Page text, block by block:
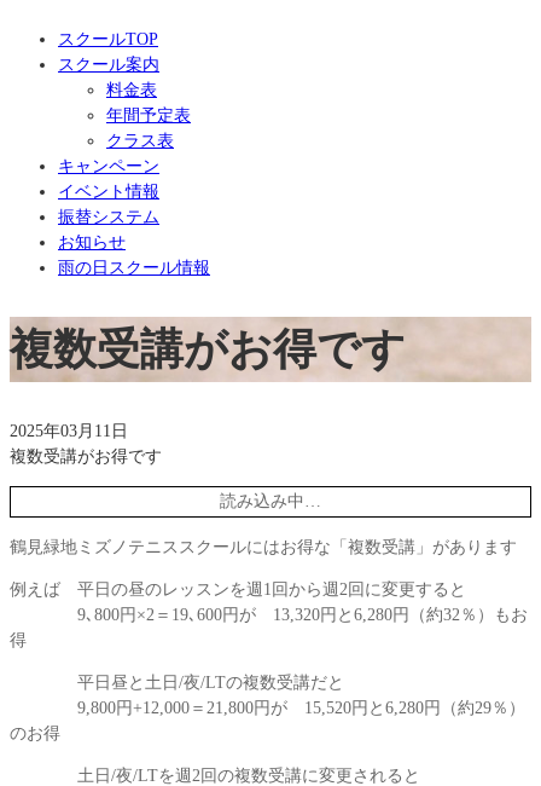
スクールTOP
スクール案内
料金表
年間予定表
クラス表
キャンペーン
イベント情報
振替システム
お知らせ
雨の日スクール情報
複数受講がお得です
2025年03月11日
複数受講がお得です
読み込み中…
鶴見緑地ミズノテニススクールにはお得な「複数受講」があります
例えば 平日の昼のレッスンを週1回から週2回に変更すると
9､800円×2＝19､600円が 13,320円と6,280円（約32％）もお
得
平日昼と土日/夜/LTの複数受講だと
9,800円+12,000＝21,800円が 15,520円と6,280円（約29％）
のお得
土日/夜/LTを週2回の複数受講に変更されると